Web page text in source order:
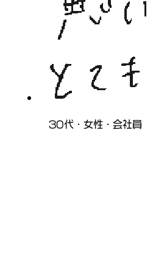
30代・女性・会社員